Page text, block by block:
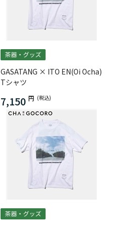
GASATANG × ITO EN(Oi Ocha)
Tシャツ
7,150 円 (税込)